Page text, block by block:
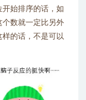
始排序的话，如
个数就一定比另外
的话，不是可以